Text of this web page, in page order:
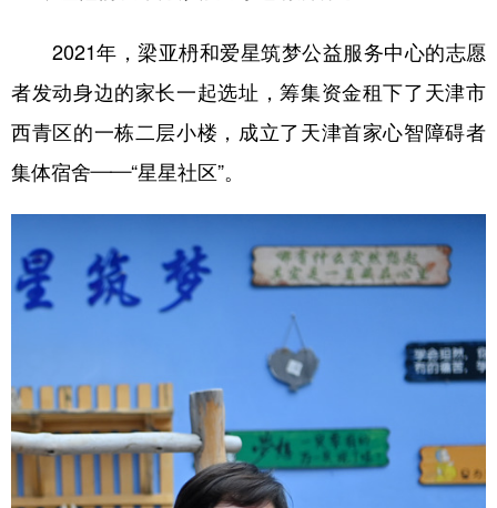
2021年，梁亚枬和爱星筑梦公益服务中心的志愿
者发动身边的家长一起选址，筹集资金租下了天津市
西青区的一栋二层小楼，成立了天津首家心智障碍者
集体宿舍——“星星社区”。